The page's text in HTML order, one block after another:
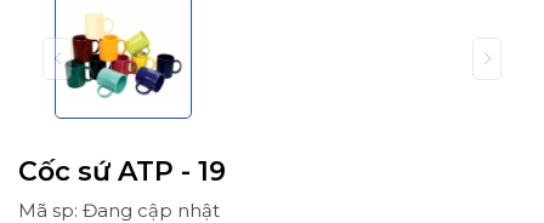
Cốc sứ ATP - 19
Mã sp: Đang cập nhật